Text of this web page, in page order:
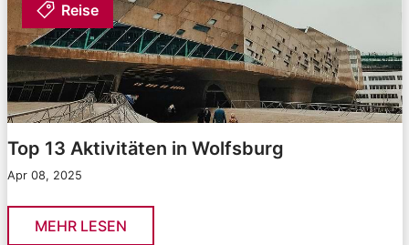
Reise
Top 13 Aktivitäten in Wolfsburg
Apr 08, 2025
MEHR LESEN